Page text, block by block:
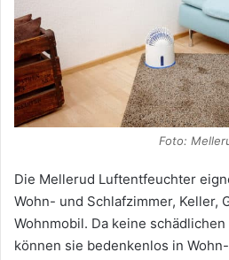
Foto:
Die Mellerud Luftentfeuchter
Wohn- und Schlafzimmer, Keller,
Wohnmobil. Da keine
können sie bedenkenlos in